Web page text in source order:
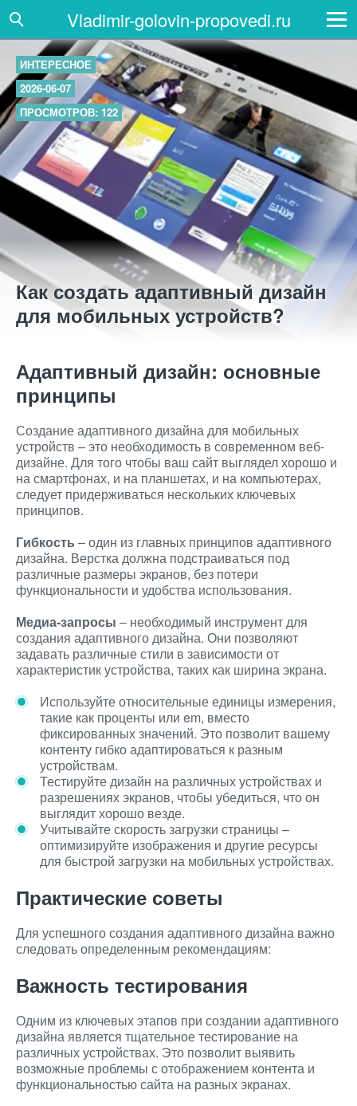
Vladimir-golovin-propovedi.ru
ИНТЕРЕСНОЕ
2026-06-07
ПРОСМОТРОВ: 122
Как создать адаптивный дизайн
для мобильных устройств?
Адаптивный дизайн: основные
принципы
Создание адаптивного дизайна для мобильных
устройств – это необходимость в современном веб-
дизайне. Для того чтобы ваш сайт выглядел хорошо и
на смартфонах, и на планшетах, и на компьютерах,
следует придерживаться нескольких ключевых
принципов.
Гибкость – один из главных принципов адаптивного
дизайна. Верстка должна подстраиваться под
различные размеры экранов, без потери
функциональности и удобства использования.
Медиа-запросы – необходимый инструмент для
создания адаптивного дизайна. Они позволяют
задавать различные стили в зависимости от
характеристик устройства, таких как ширина экрана.
Используйте относительные единицы измерения,
такие как проценты или em, вместо
фиксированных значений. Это позволит вашему
контенту гибко адаптироваться к разным
устройствам.
Тестируйте дизайн на различных устройствах и
разрешениях экранов, чтобы убедиться, что он
выглядит хорошо везде.
Учитывайте скорость загрузки страницы –
оптимизируйте изображения и другие ресурсы
для быстрой загрузки на мобильных устройствах.
Практические советы
Для успешного создания адаптивного дизайна важно
следовать определенным рекомендациям:
Важность тестирования
Одним из ключевых этапов при создании адаптивного
дизайна является тщательное тестирование на
различных устройствах. Это позволит выявить
возможные проблемы с отображением контента и
функциональностью сайта на разных экранах.